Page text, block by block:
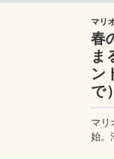
マリ
春
ま
ン
で）
マリ
始。